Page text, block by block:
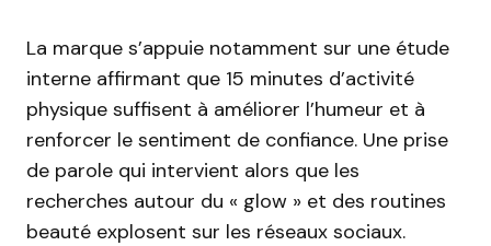
La marque s’appuie notamment sur une étude
interne affirmant que 15 minutes d’activité
physique suffisent à améliorer l’humeur et à
renforcer le sentiment de confiance. Une prise
de parole qui intervient alors que les
recherches autour du « glow » et des routines
beauté explosent sur les réseaux sociaux.